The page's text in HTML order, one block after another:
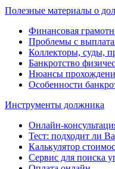
Полезные материалы о
Финансовая
Проблемы с
Коллекторы, суды,
Банкротство
Нюансы
Особенности
Инструменты должника
Онлайн-
Тест: подходит ли
Калькулятор
Сервис для поиска